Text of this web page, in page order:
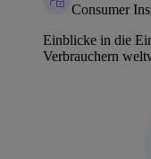
Consumer
Einblicke in die
Verbrauchern